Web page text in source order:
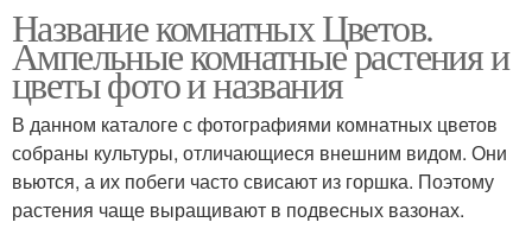
Название комнатных Цветов.
Ампельные комнатные растения и
цветы фото и названия
В данном каталоге с фотографиями комнатных цветов
собраны культуры, отличающиеся внешним видом. Они
вьются, а их побеги часто свисают из горшка. Поэтому
растения чаще выращивают в подвесных вазонах.